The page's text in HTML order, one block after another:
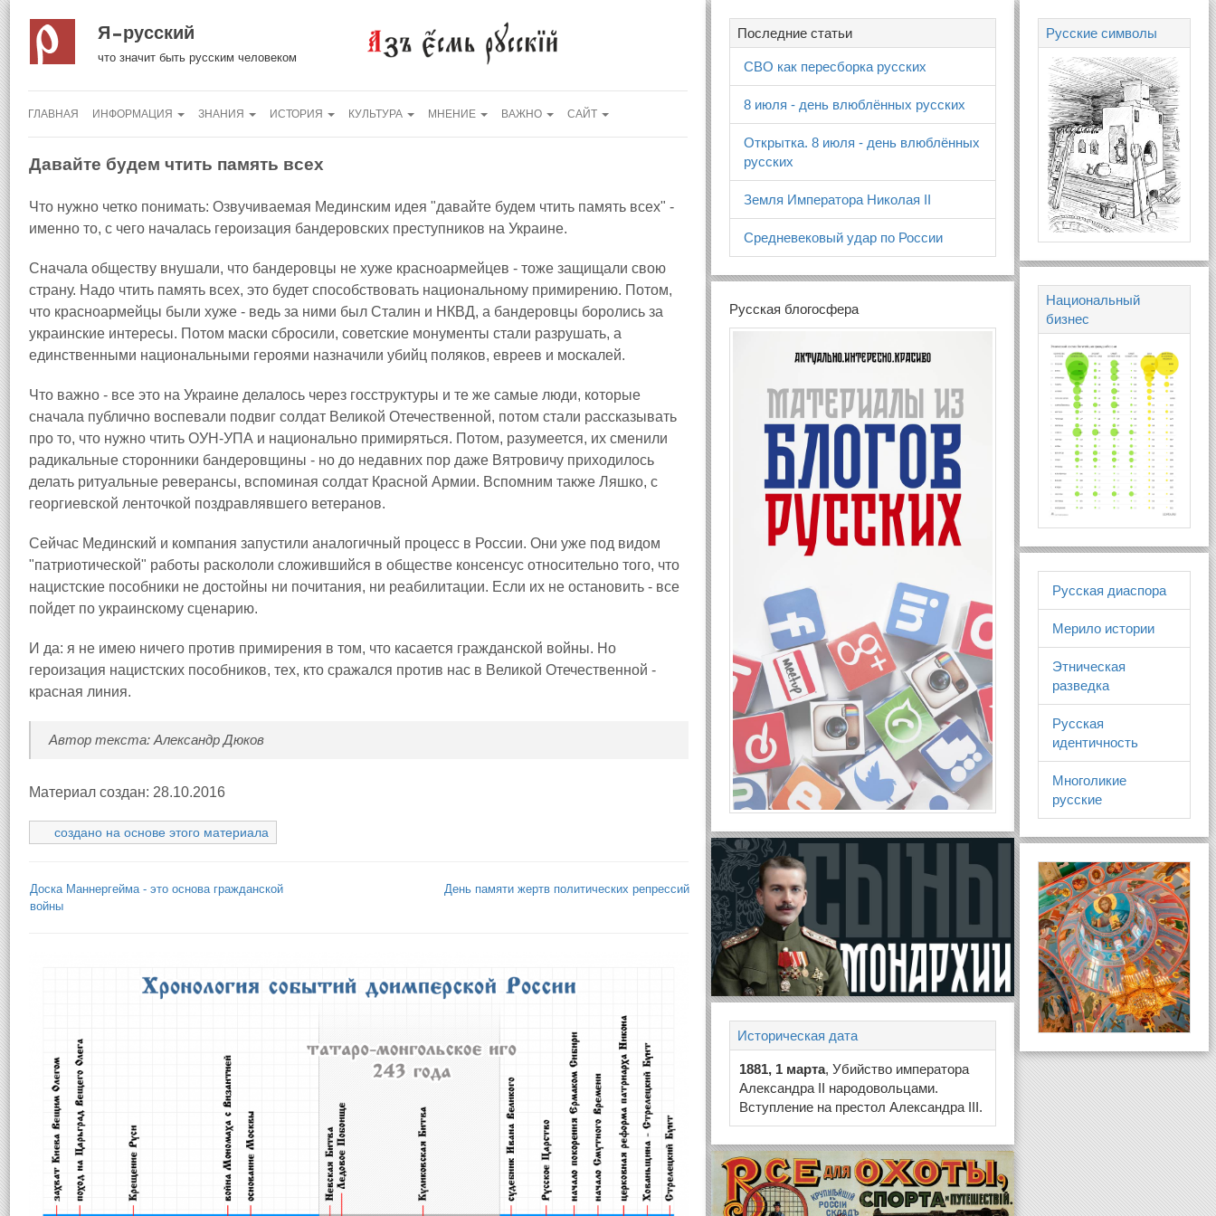
Я русский
что значит быть русским человеком
ГЛАВНАЯ ИНФОРМАЦИЯ ЗНАНИЯ ИСТОРИЯ КУЛЬТУРА МНЕНИЕ ВАЖНО САЙТ
Давайте будем чтить память всех
Что нужно четко понимать: Озвучиваемая Мединским идея "давайте будем чтить память всех" -
именно то, с чего началась героизация бандеровских преступников на Украине.
Сначала обществу внушали, что бандеровцы не хуже красноармейцев - тоже защищали свою
страну. Надо чтить память всех, это будет способствовать национальному примирению. Потом,
что красноармейцы были хуже - ведь за ними был Сталин и НКВД, а бандеровцы боролись за
украинские интересы. Потом маски сбросили, советские монументы стали разрушать, а
единственными национальными героями назначили убийц поляков, евреев и москалей.
Что важно - все это на Украине делалось через госструктуры и те же самые люди, которые
сначала публично воспевали подвиг солдат Великой Отечественной, потом стали рассказывать
про то, что нужно чтить ОУН-УПА и национально примиряться. Потом, разумеется, их сменили
радикальные сторонники бандеровщины - но до недавних пор даже Вятровичу приходилось
делать ритуальные реверансы, вспоминая солдат Красной Армии. Вспомним также Ляшко, с
георгиевской ленточкой поздравлявшего ветеранов.
Сейчас Мединский и компания запустили аналогичный процесс в России. Они уже под видом
"патриотической" работы раскололи сложившийся в обществе консенсус относительно того, что
нацистские пособники не достойны ни почитания, ни реабилитации. Если их не остановить - все
пойдет по украинскому сценарию.
И да: я не имею ничего против примирения в том, что касается гражданской войны. Но
героизация нацистских пособников, тех, кто сражался против нас в Великой Отечественной -
красная линия.
Автор текста: Александр Дюков
Материал создан: 28.10.2016
создано на основе этого материала
Доска Маннергейма - это основа гражданской
войны
День памяти жертв политических репрессий
Последние статьи
СВО как пересборка русских
8 июля - день влюблённых русских
Открытка. 8 июля - день влюблённых
русских
Земля Императора Николая II
Средневековый удар по России
Русская блогосфера
Историческая дата
1881, 1 марта, Убийство императора
Александра II народовольцами.
Вступление на престол Александра III.
Русские символы
Национальный
бизнес
Русская диаспора
Мерило истории
Этническая
разведка
Русская
идентичность
Многоликие
русские